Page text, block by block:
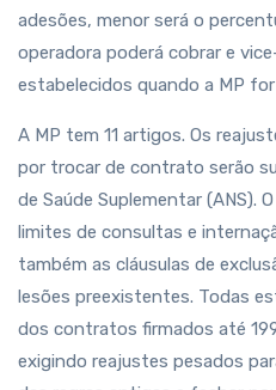
adesões, menor será o
operadora poderá cobrar e
estabelecidos quando a MP
A MP tem 11 artigos. Os
por trocar de contrato serão
de Saúde Suplementar (ANS).
limites de consultas e
também as cláusulas de
lesões preexistentes. Todas
dos contratos firmados até
exigindo reajustes pesados